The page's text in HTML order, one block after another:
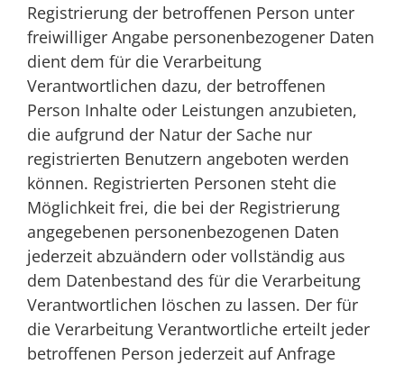
Registrierung der betroffenen Person unter
freiwilliger Angabe personenbezogener Daten
dient dem für die Verarbeitung
Verantwortlichen dazu, der betroffenen
Person Inhalte oder Leistungen anzubieten,
die aufgrund der Natur der Sache nur
registrierten Benutzern angeboten werden
können. Registrierten Personen steht die
Möglichkeit frei, die bei der Registrierung
angegebenen personenbezogenen Daten
jederzeit abzuändern oder vollständig aus
dem Datenbestand des für die Verarbeitung
Verantwortlichen löschen zu lassen. Der für
die Verarbeitung Verantwortliche erteilt jeder
betroffenen Person jederzeit auf Anfrage